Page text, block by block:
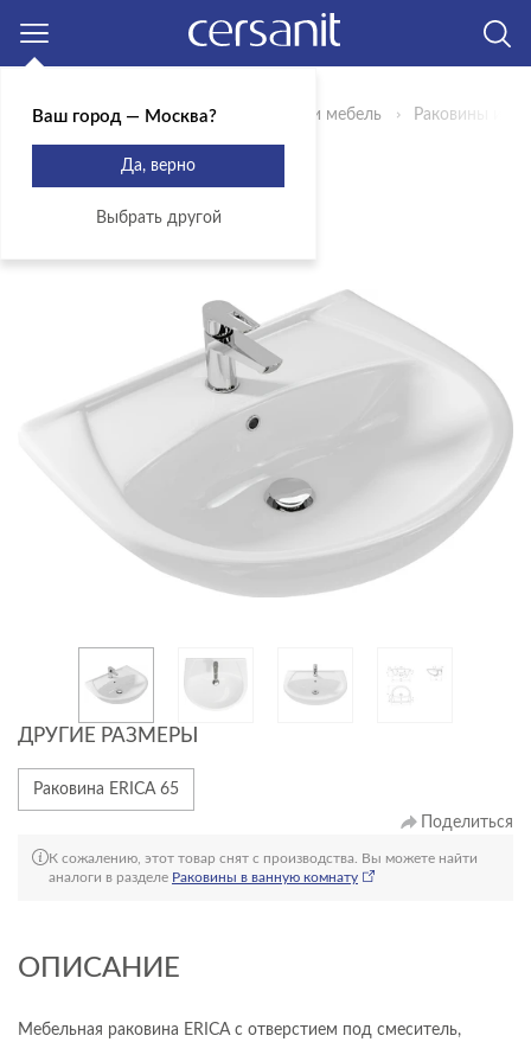
Главная Продукты Сантехника и мебель Раковины и
РАКОВИНА ERICA 65
Артикул: UM-ERI65/1
ДРУГИЕ РАЗМЕРЫ
Раковина ERICA 65
Поделиться
К сожалению, этот товар снят с производства. Вы можете найти
аналоги в разделе Раковины в ванную комнату
ОПИСАНИЕ
Мебельная раковина ERICA с отверстием под смеситель,
Ваш город — Москва?
Да, верно
Выбрать другой